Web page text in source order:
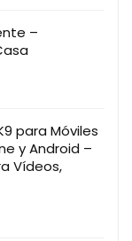
–
para Móviles
y Android –
Vídeos,